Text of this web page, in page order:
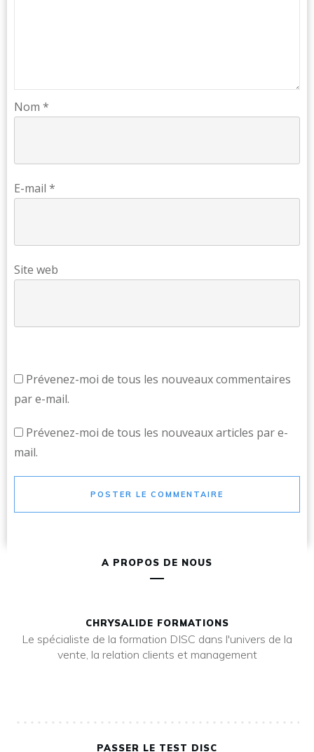
Nom *
E-mail *
Site web
Prévenez-moi de tous les nouveaux commentaires
par e-mail.
Prévenez-moi de tous les nouveaux articles par e-
mail.
POSTER LE COMMENTAIRE
A PROPOS DE NOUS
CHRYSALIDE FORMATIONS
Le spécialiste de la formation DISC dans l'univers de la
vente, la relation clients et management
PASSER LE TEST DISC